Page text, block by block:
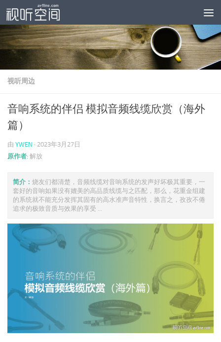
跳至内容
视听周边
音响系统的伴侣 模拟音频线缆欣赏（海外
篇）
由 YWEN · 2023年3月27日
原作者: 解放
简介： 烧友们都清楚，音频线缆对音响系统的发声好坏极其重要，一
套好的音响如果没有媲美的高品质线缆与之匹配，那么，花重金组建
的系统就不能充分发挥其固有的高水准声音特性，换言之，孜孜不倦
追求的极致音质与效果的享受 ...